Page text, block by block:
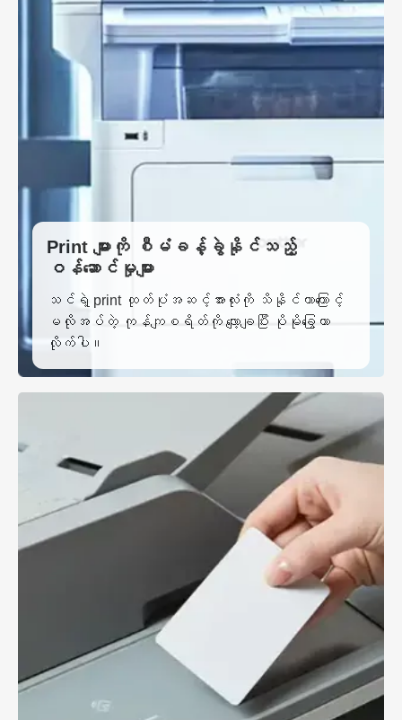
Print များကို စီမံခန့်ခွဲနိုင်သည့်
ဝန်ဆောင်မှုများ
သင်ရဲ့ print ထုတ်ပုံအဆင့်အားလုံးကို သိနိုင်တာကြောင့်
မလိုအပ်တဲ့ ကုန်ကျစရိတ်ကို လျော့ချပြီး ပိုမိုခြွေတာ
လိုက်ပါ။